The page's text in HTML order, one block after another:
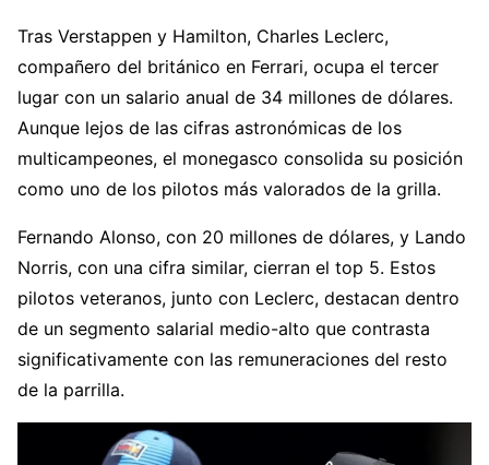
Tras Verstappen y Hamilton, Charles Leclerc,
compañero del británico en Ferrari, ocupa el tercer
lugar con un salario anual de 34 millones de dólares.
Aunque lejos de las cifras astronómicas de los
multicampeones, el monegasco consolida su posición
como uno de los pilotos más valorados de la grilla.
Fernando Alonso, con 20 millones de dólares, y Lando
Norris, con una cifra similar, cierran el top 5. Estos
pilotos veteranos, junto con Leclerc, destacan dentro
de un segmento salarial medio-alto que contrasta
significativamente con las remuneraciones del resto
de la parrilla.